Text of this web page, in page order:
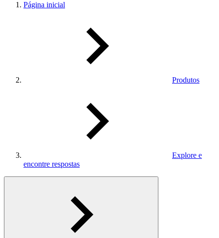
Página inicial
Produtos
Explore e
encontre respostas